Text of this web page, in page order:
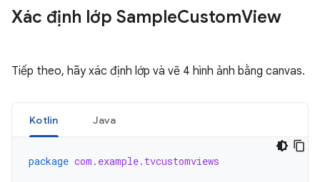
Xác định lớp SampleCustomView
Tiếp theo, hãy xác định lớp và vẽ 4 hình ảnh bằng canvas.
Kotlin Java
package com.example.tvcustomviews